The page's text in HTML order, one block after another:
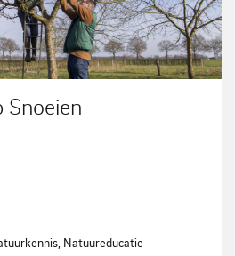
Snoeien
Natuureducatie